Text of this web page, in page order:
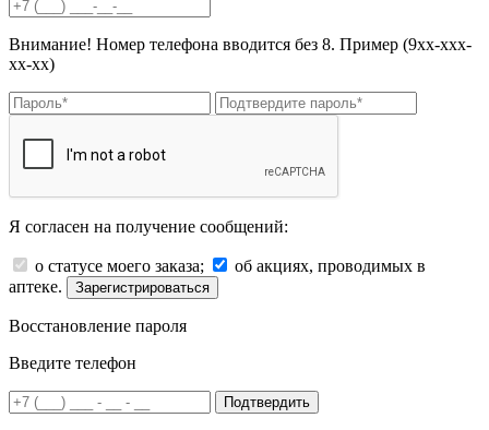
Внимание! Номер телефона вводится без 8. Пример (9хх-ххх-
хх-хх)
Я согласен на получение сообщений:
о статусе моего заказа;
об акциях, проводимых в
аптеке.
Зарегистрироваться
Восстановление пароля
Введите телефон
Подтвердить